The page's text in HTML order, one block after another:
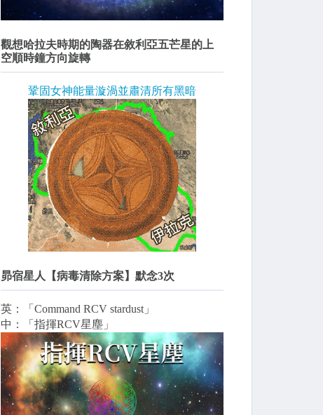
觀想哈拉夫時期的陶器在敘利亞五芒星的上
空順時鐘方向旋轉
鞏固女神能量漩渦並肅清所有黑暗
昴宿星人【病毒清除方案】默念3次
英：「Command RCV stardust」
中：「指揮RCV星塵」